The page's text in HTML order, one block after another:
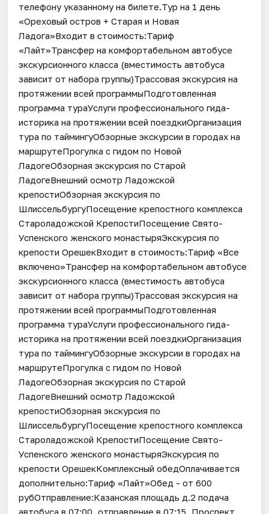
телефону указанному на билете.Тур на 1 день
«Ореховый остров + Старая и Новая
Ладога»Входит в стоимость:Тариф
«Лайт»Трансфер на комфортабельном автобусе
экскурсионного класса (вместимость автобуса
зависит от набора группы)Трассовая экскурсия на
протяжении всей программыПодготовленная
программа тураУслуги профессионального гида-
историка на протяжении всей поездкиОрганизация
тура по таймингуОбзорные экскурсии в городах на
маршрутеПрогулка с гидом по Новой
ЛадогеОбзорная экскурсия по Старой
ЛадогеВнешний осмотр Ладожской
крепостиОбзорная экскурсия по
ШлиссельбургуПосещение крепостного комплекса
Староладожской КрепостиПосещение Свято-
Успенского женского монастыряЭкскурсия по
крепости ОрешекВходит в стоимость:Тариф «Все
включено»Трансфер на комфортабельном автобусе
экскурсионного класса (вместимость автобуса
зависит от набора группы)Трассовая экскурсия на
протяжении всей программыПодготовленная
программа тураУслуги профессионального гида-
историка на протяжении всей поездкиОрганизация
тура по таймингуОбзорные экскурсии в городах на
маршрутеПрогулка с гидом по Новой
ЛадогеОбзорная экскурсия по Старой
ЛадогеВнешний осмотр Ладожской
крепостиОбзорная экскурсия по
ШлиссельбургуПосещение крепостного комплекса
Староладожской КрепостиПосещение Свято-
Успенского женского монастыряЭкскурсия по
крепости ОрешекКомплексный обедОплачивается
дополнительно:Тариф «Лайт»Обед - от 600
рубОтправление:Казанская площадь д.2 подача
автобуса в 07:00, отправление в 07:15, Проспект